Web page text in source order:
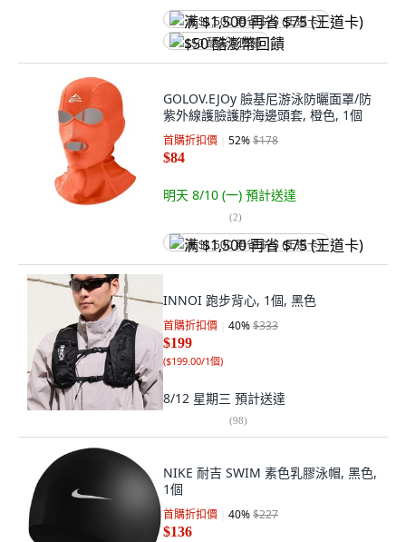
满 $1,500 再省 $75 (王道卡)
$50 酷澎幣回饋
GOLOV.EJOy 臉基尼游泳防曬面罩/防
紫外線護臉護脖海邊頭套, 橙色, 1個
首購折扣價 52%$178
$84
明天 8/10 (一) 預計送達
(2)
满 $1,500 再省 $75 (王道卡)
INNOI 跑步背心, 1個, 黑色
首購折扣價 40%$333
$199
($199.00/1個)
8/12 星期三 預計送達
(98)
NIKE 耐吉 SWIM 素色乳膠泳帽, 黑色,
1個
首購折扣價 40%$227
$136